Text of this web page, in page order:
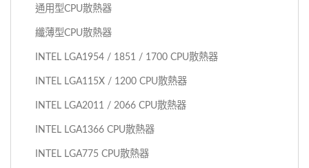
通用型CPU散熱器
纖薄型CPU散熱器
I​NTEL LGA1954 / 1851 / 1700 CPU散熱器
INTEL LGA115X / 1200 CPU散熱器
INTEL LGA2011 / 2066 CPU散熱器
INTEL LGA1366 CPU散熱器
INTEL LGA775 CPU散熱器